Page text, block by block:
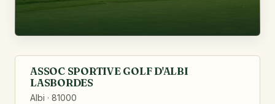
ASSOC SPORTIVE GOLF D'ALBI
LASBORDES
Albi · 81000